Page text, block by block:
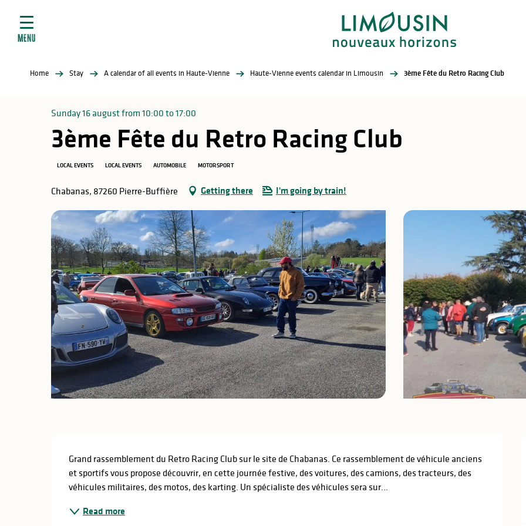
contenu
MENU
Home Stay A calendar of all events in Haute-Vienne Haute-Vienne events calendar in Limousin 3ème Fête du Retro Racing Club
Sunday 16 august from 10:00 to 17:00
3ème Fête du Retro Racing Club
LOCAL EVENTS LOCAL EVENTS AUTOMOBILE MOTORSPORT
Chabanas, 87260 Pierre-Buffière Getting there I'm going by train!
Description
Grand rassemblement du Retro Racing Club sur le site de Chabanas. Ce rassemblement de véhicule anciens
et sportifs vous propose découvrir, en cette journée festive, des voitures, des camions, des tracteurs, des
véhicules militaires, des motos, des karting. Un spécialiste des véhicules sera sur...
Read more